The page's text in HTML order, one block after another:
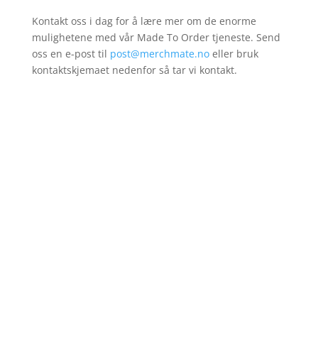
Kontakt oss i dag for å lære mer om de enorme
mulighetene med vår Made To Order tjeneste. Send
oss en e-post til post@merchmate.noeller bruk
kontaktskjemaet nedenfor så tar vi kontakt.